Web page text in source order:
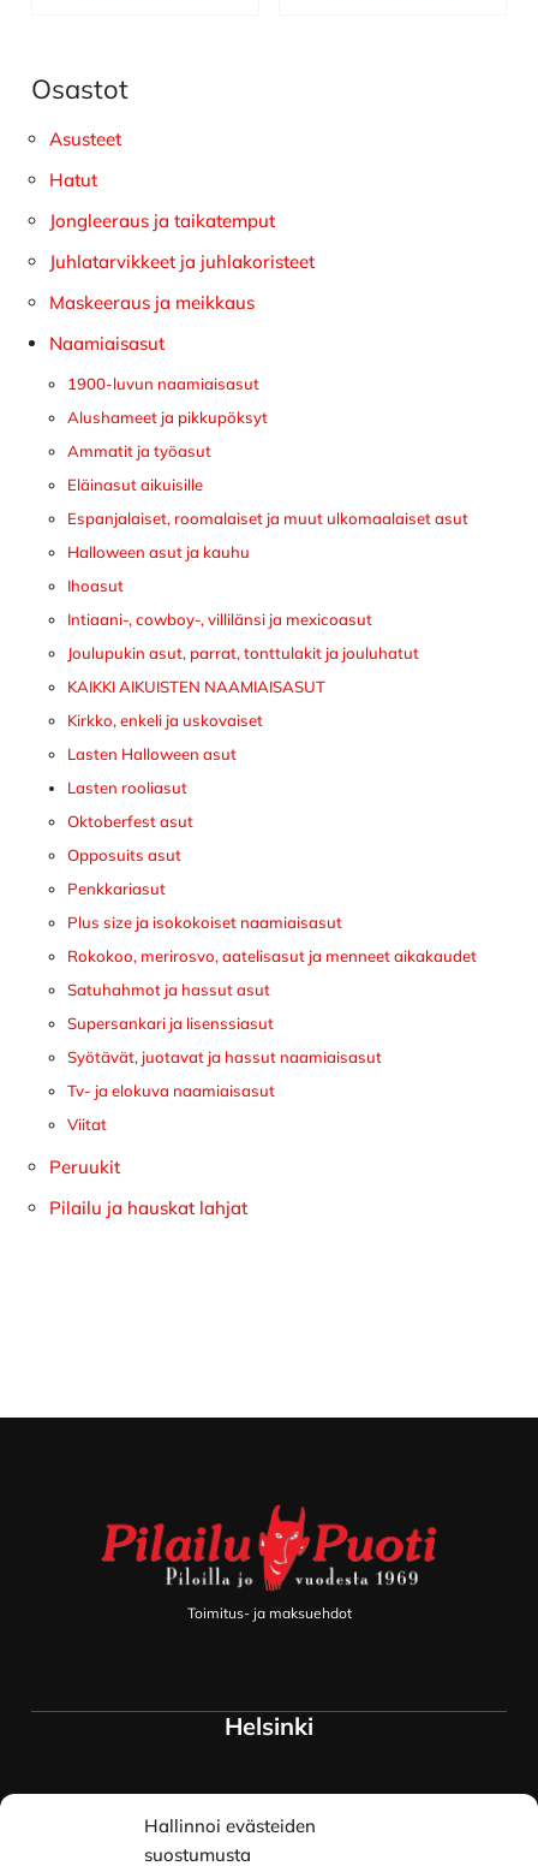
Hallinnoi evästeiden
suostumusta
Ensisijainen
sivupalkki
Osastot
Asusteet
Hatut
Jongleeraus ja taikatemput
Juhlatarvikkeet ja juhlakoristeet
Maskeeraus ja meikkaus
Naamiaisasut
1900-luvun naamiaisasut
Alushameet ja pikkupöksyt
Ammatit ja työasut
Eläinasut aikuisille
Espanjalaiset, roomalaiset ja muut ulkomaalaiset asut
Halloween asut ja kauhu
Ihoasut
Intiaani-, cowboy-, villilänsi ja mexicoasut
Joulupukin asut, parrat, tonttulakit ja jouluhatut
KAIKKI AIKUISTEN NAAMIAISASUT
Kirkko, enkeli ja uskovaiset
Lasten Halloween asut
Lasten rooliasut
Oktoberfest asut
Opposuits asut
Penkkariasut
Plus size ja isokokoiset naamiaisasut
Rokokoo, merirosvo, aatelisasut ja menneet aikakaudet
Satuhahmot ja hassut asut
Supersankari ja lisenssiasut
Syötävät, juotavat ja hassut naamiaisasut
Tv- ja elokuva naamiaisasut
Viitat
Peruukit
Pilailu ja hauskat lahjat
Toimitus- ja maksuehdot
Helsinki
Myymälä ja keskusvarasto
Siltavuorenranta 18
00170 Helsinki